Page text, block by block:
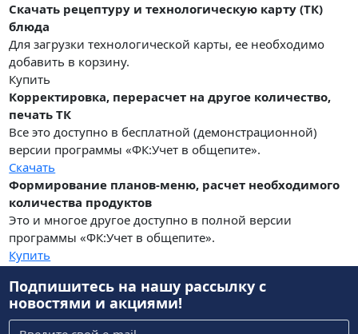
Скачать рецептуру и технологическую карту (ТК)
блюда
Для загрузки технологической карты, ее необходимо
добавить в корзину.
Купить
Корректировка, перерасчет на другое количество,
печать ТК
Все это доступно в бесплатной (демонстрационной)
версии программы «ФК:Учет в общепите».
Скачать
Формирование планов-меню, расчет необходимого
количества продуктов
Это и многое другое доступно в полной версии
программы «ФК:Учет в общепите».
Купить
Подпишитесь на нашу рассылкус
новостями и акциями!